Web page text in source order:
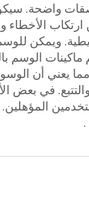
واضحة.
ويمكن
مما يعني أن
في بعض
.